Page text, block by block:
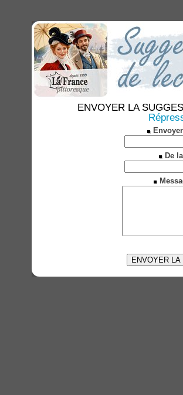
ENVOYER LA
De